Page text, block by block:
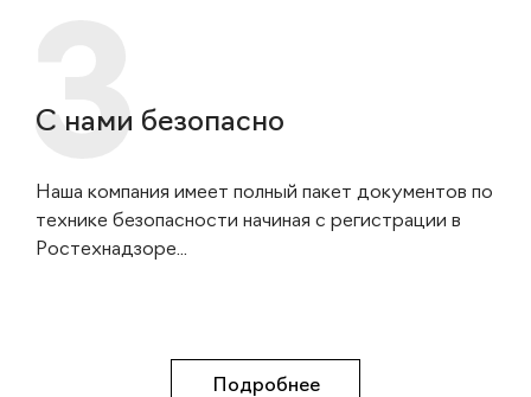
С нами безопасно
Наша компания имеет полный пакет документов по
технике безопасности начиная с регистрации в
Ростехнадзоре...
Подробнее